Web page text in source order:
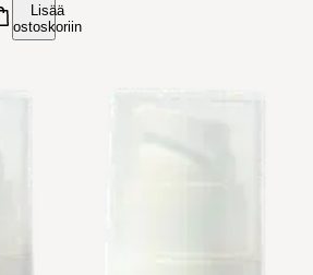
Lisää
ostoskoriin